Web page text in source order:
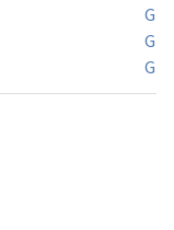
Gr.
Gr.
Gr.